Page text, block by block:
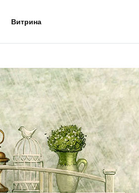
Витрина